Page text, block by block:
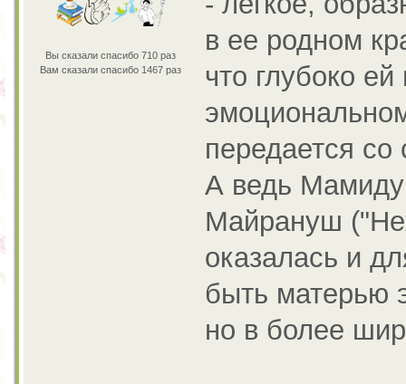
Вы сказали спасибо 710 раз
Вам сказали спасибо 1467 раз
в ее родном
что глубоко
передается со
А ведь Мамиду
Майрануш
оказалась и
быть матерью
но в более